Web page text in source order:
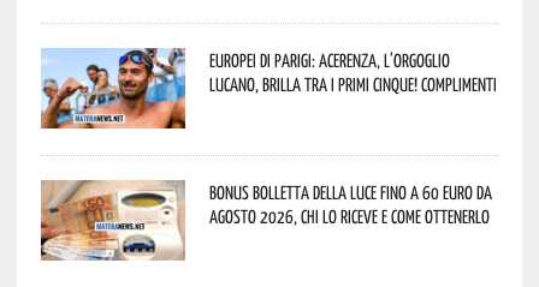
Europei di Parigi: Acerenza, l’orgoglio
lucano, brilla tra i primi cinque! Complimenti
Bonus bolletta della luce fino a 60 euro da
agosto 2026, chi lo riceve e come ottenerlo